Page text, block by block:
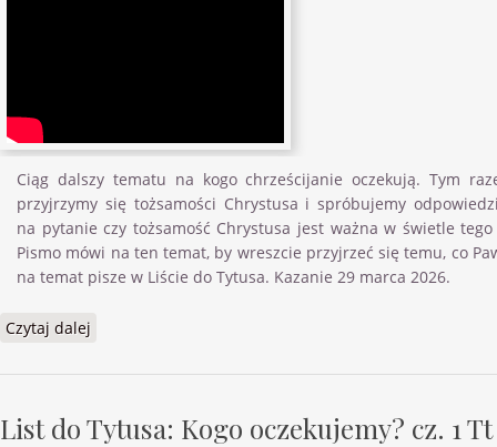
Ciąg dalszy tematu na kogo chrześcijanie oczekują. Tym
przyjrzymy się tożsamości Chrystusa i spróbujemy
na pytanie czy tożsamość Chrystusa jest ważna w świetle tego
Pismo mówi na ten temat, by wreszcie przyjrzeć się temu, co
na temat pisze w Liście do Tytusa. Kazanie 29 marca 2026.
Czytaj dalej
List do Tytusa: Kogo oczekujemy? cz. 1 Tt